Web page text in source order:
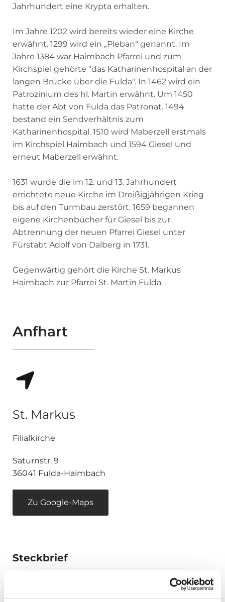
Jahrhundert eine Krypta erhalten.
Im Jahre 1202 wird bereits wieder eine Kirche
erwähnt. 1299 wird ein „Pleban“ genannt. Im
Jahre 1384 war Haimbach Pfarrei und zum
Kirchspiel gehörte "das Katharinenhospital an der
langen Brücke über die Fulda". In 1462 wird ein
Patrozinium des hl. Martin erwähnt. Um 1450
hatte der Abt von Fulda das Patronat. 1494
bestand ein Sendverhältnis zum
Katharinenhospital. 1510 wird Maberzell erstmals
im Kirchspiel Haimbach und 1594 Giesel und
erneut Maberzell erwähnt.
1631 wurde die im 12. und 13. Jahrhundert
errichtete neue Kirche im Dreißigjährigen Krieg
bis auf den Turmbau zerstört. 1659 begannen
eigene Kirchenbücher für Giesel bis zur
Abtrennung der neuen Pfarrei Giesel unter
Fürstabt Adolf von Dalberg in 1731.
Gegenwärtig gehört die Kirche St. Markus
Haimbach zur Pfarrei St. Martin Fulda.
Anfhart
St. Markus
Filialkirche
Saturnstr. 9
36041 Fulda-Haimbach
Zu Google-Maps
Steckbrief